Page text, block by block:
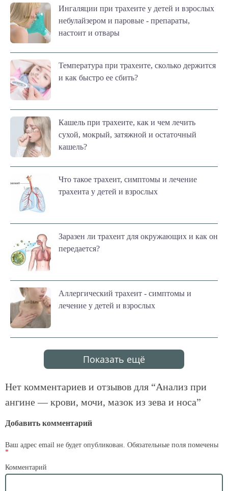
Ингаляции при трахеите у детей и взрослых
небулайзером и паровые - препараты,
настоит и отвары
Температура при трахеите, сколько держится
и как быстро ее сбить?
Кашель при трахеите, как и чем лечить
сухой, мокрый, затяжной и остаточный
кашель?
Что такое трахеит, симптомы и лечение
трахеита у детей и взрослых
Заразен ли трахеит для окружающих и как он
передается?
Аллергический трахеит - симптомы и
лечение у детей и взрослых
Показать ещё
Нет комментариев и отзывов для “Анализ при
ангине — крови, мочи, мазок из зева и носа”
Добавить комментарий
Ваш адрес email не будет опубликован. Обязательные поля помечены
*
Комментарий